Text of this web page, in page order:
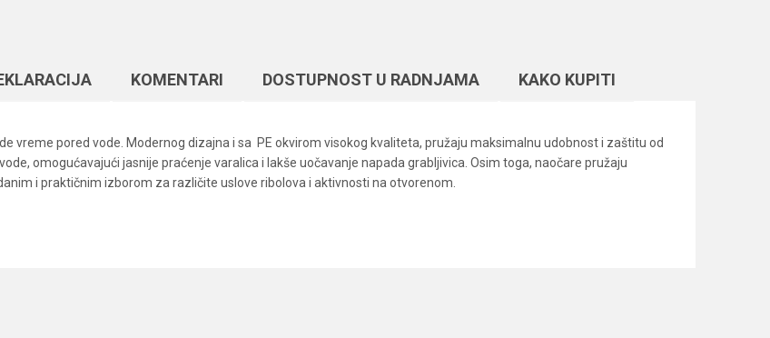
KOMENTARI DOSTUPNOST U RADNJAMA KAKO KUPITI
vreme pored vode. Modernog dizajna i sa PE okvirom visokog kvaliteta, pružaju maksimalnu udobnost i zaštitu od
omogućavajući jasnije praćenje varalica i lakše uočavanje napada grabljivica. Osim toga, naočare pružaju
i praktičnim izborom za različite uslove ribolova i aktivnosti na otvorenom.